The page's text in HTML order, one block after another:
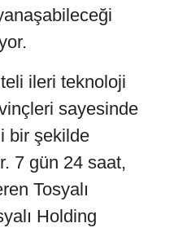
ileri teknoloji
sayesinde
bir şekilde
7 gün 24 saat,
Tosyalı
Holding